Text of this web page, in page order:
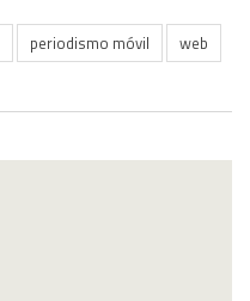
periodismo móvil web